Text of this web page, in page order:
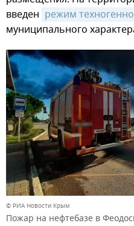
введен режим
муниципального
© РИА Новости Крым
Пожар на нефтебазе в